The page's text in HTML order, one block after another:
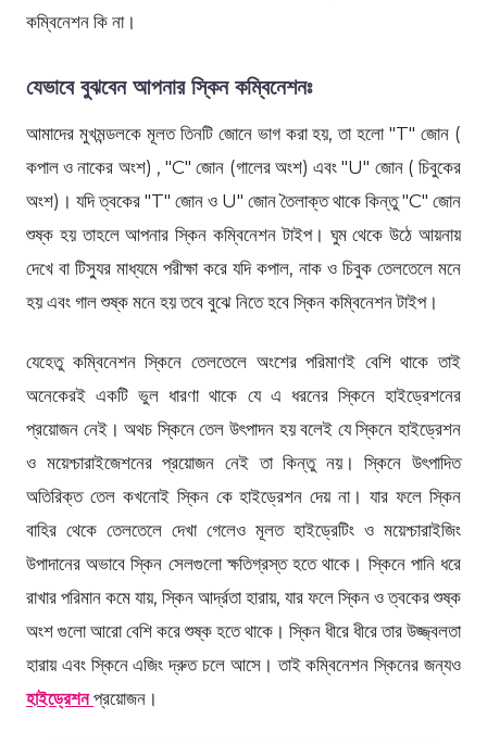
কম্বিনেশন কি না।
যেভাবে বুঝবেন আপনার স্কিন কম্বিনেশনঃ
আমাদের মুখমন্ডলকে মূলত তিনটি জোনে ভাগ করা হয়, তা হলো "T" জোন (
কপাল ও নাকের অংশ) , "C" জোন (গালের অংশ) এবং "U" জোন ( চিবুকের
অংশ)। যদি ত্বকের "T" জোন ও U" জোন তৈলাক্ত থাকে কিন্তু "C" জোন
শুষ্ক হয় তাহলে আপনার স্কিন কম্বিনেশন টাইপ। ঘুম থেকে উঠে আয়নায়
দেখে বা টিস্যুর মাধ্যমে পরীক্ষা করে যদি কপাল, নাক ও চিবুক তেলতেলে মনে
হয় এবং গাল শুষ্ক মনে হয় তবে বুঝে নিতে হবে স্কিন কম্বিনেশন টাইপ।
যেহেতু কম্বিনেশন স্কিনে তেলতেলে অংশের পরিমাণই বেশি থাকে তাই
অনেকেরই একটি ভুল ধারণা থাকে যে এ ধরনের স্কিনে হাইড্রেশনের
প্রয়োজন নেই। অথচ স্কিনে তেল উৎপাদন হয় বলেই যে স্কিনে হাইড্রেশন
ও ময়েশ্চারাইজেশনের প্রয়োজন নেই তা কিন্তু নয়। স্কিনে উৎপাদিত
অতিরিক্ত তেল কখনোই স্কিন কে হাইড্রেশন দেয় না। যার ফলে স্কিন
বাহির থেকে তেলতেলে দেখা গেলেও মূলত হাইড্রেটিং ও ময়েশ্চারাইজিং
উপাদানের অভাবে স্কিন সেলগুলো ক্ষতিগ্রস্ত হতে থাকে। স্কিনে পানি ধরে
রাখার পরিমান কমে যায়, স্কিন আর্দ্রতা হারায়, যার ফলে স্কিন ও ত্বকের শুষ্ক
অংশ গুলো আরো বেশি করে শুষ্ক হতে থাকে। স্কিন ধীরে ধীরে তার উজ্জ্বলতা
হারায় এবং স্কিনে এজিং দ্রুত চলে আসে। তাই কম্বিনেশন স্কিনের জন্যও
হাইড্রেশন প্রয়োজন।